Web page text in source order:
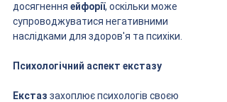
досягнення ейфорії, оскільки може
супроводжуватися негативними
наслідками для здоров'я та психіки.
Психологічний аспект екстазу
Екстаз захоплює психологів своєю